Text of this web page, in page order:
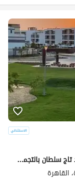
شقه بجاردن للبيع استلام فوري بأقل سعرفي كمبوند تاج سلطان بالتجمع الخامس
القاهرة